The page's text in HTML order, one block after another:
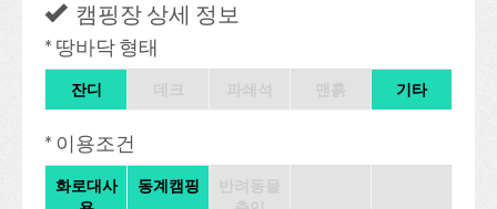
캠핑장 상세 정보
* 땅바닥 형태
잔디 기타
* 이용조건
화로대사
동계캠핑